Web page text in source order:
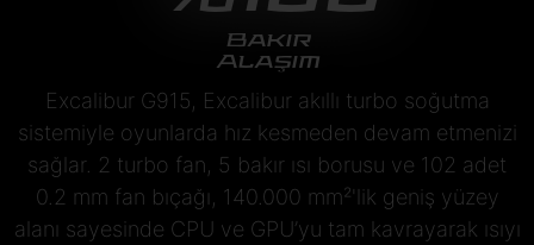
Bakır
Alaşım
Excalibur G915, Excalibur akıllı turbo soğutma
sistemiyle oyunlarda hız kesmeden devam etmenizi
sağlar. 2 turbo fan, 5 bakır ısı borusu ve 102 adet
0.2 mm fan bıçağı, 140.000 mm²'lik geniş yüzey
alanı sayesinde CPU ve GPU’yu tam kavrayarak ısıyı